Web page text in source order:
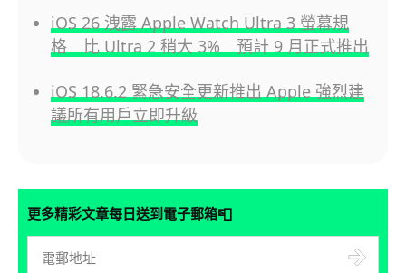
iOS 26 洩露 Apple Watch Ultra 3 螢幕規
格 比 Ultra 2 稍大 3% 預計 9 月正式推出
iOS 18.6.2 緊急安全更新推出 Apple 強烈建
議所有用戶立即升級
更多精彩文章每日送到電子郵箱📮